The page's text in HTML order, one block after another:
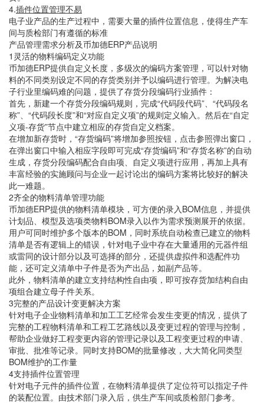
4.插件位置管理不易
电子业产品的生产过程中，需要大量的插件位置信息，使得生产车
间与质检部门有遵循的标准
产品管理需求分析及币加德ERP产品说明
1灵活的物料编码定义功能
币加德ERP提供自定义长度，多级次的编码方案管理，可以针对物
料的不同类别设定不同的存货类别并予以编码进行管理。为解决电
子行业里编码难的问题，提供了存货分段编码行业插件：
首先，新建一个存货分段编码规则，完成“代码段代码”、“代码段名
称”、“代码段长度”和“对应自定义项”的规则定义输入。然后在“自定
义项-存货”节点中建立相应的存货自定义档案。
在增加新存货时，“存货编码”将增加参照按钮，点击参照弹出窗口，
在弹出窗口中输入相应字段即可完成“存货编码”和“存货名称”的自动
生成，存货分段编码配合自由项、自定义项进行应用，再加上具有
丰富经验的实施顾问与企业一起讨论出的编码方案将比较好的解决
此一难题。
2齐全的物料清单管理功能
币加德ERP提供的物料清单模块，可方便的录入BOM信息，并提供
计划品、模型及选项类物料BOM录入以作为需求预测展开的依据。
用户可同时维护多个版本的BOM，同时系统自动检查已建立的物料
清单是否有逻辑上的错误，针对电子业中存在大量通用的元器件组
或雷同的设计部分以及可选择的部分，还提供虚拟件和选配件功
能，还可定义清单中子件是否为产出品，如副产品等。
此外，物料清单的建立支持结构性自由项，即可按存货加结构自由
项组合建立母子件关系。
3完整的产品设计变更解决方案
针对电子企业物料清单和加工工艺经常会发生变更的情况，提供了
完整的工程物料清单和工程工艺路线以及变更过程的管理与控制，
帮助企业做好工程变更内容的管理记录以及工程变更过程的申请、
审批、批准等记录。同时支持BOM的批量修改，大大简化同类型
BOM维护的工作量
4支持插件位置管理
针对电子元件的插件位置，在物料清单提供了定位符可以指定子件
的装配位置。由技术部门录入后，供生产车间或质检部门参考。